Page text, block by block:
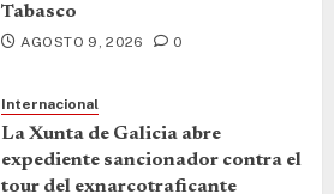
Tabasco
AGOSTO 9, 2026 0
Internacional
La Xunta de Galicia abre
expediente sancionador contra el
tour del exnarcotraficante